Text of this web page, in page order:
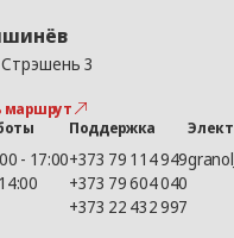
Стрэшень 3
маршрут
- 17:00
Поддержка
+373 79 114 949
+373 79 604 040
+373 22 432 997